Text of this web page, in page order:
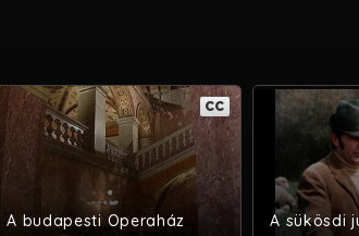
CC
A budapesti Operaház A sükösdi